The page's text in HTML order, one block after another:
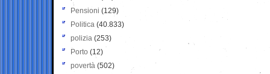
Pensioni (129)
Politica (40.833)
polizia (253)
Porto (12)
povertà (502)